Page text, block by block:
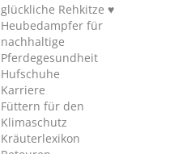
glückliche Rehkitze ♥
Heubedampfer für
nachhaltige
Pferdegesundheit
Hufschuhe
Karriere
Füttern für den
Klimaschutz
Kräuterlexikon